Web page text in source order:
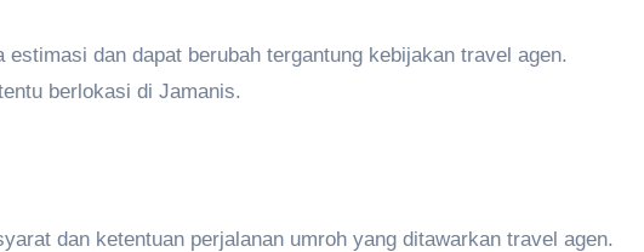
dan dapat berubah tergantung kebijakan travel agen.
berlokasi di Jamanis.
dan ketentuan perjalanan umroh yang ditawarkan travel agen.